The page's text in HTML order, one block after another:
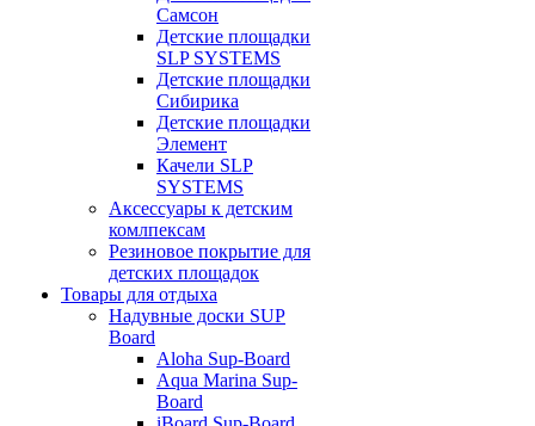
Самсон
Детские площадки
SLP SYSTEMS
Детские площадки
Сибирика
Детские площадки
Элемент
Качели SLP
SYSTEMS
Аксессуары к детским
комлпексам
Резиновое покрытие для
детских площадок
Товары для отдыха
Надувные доски SUP
Board
Aloha Sup-Board
Aqua Marina Sup-
Board